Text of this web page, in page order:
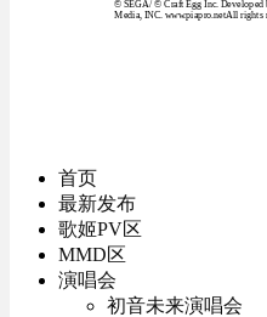
© SEGA / © Craft Egg Inc.
Media, INC. www.piapro.netAll rights
首页
最新发布
歌姬PV区
MMD区
演唱会
初音未来演唱会